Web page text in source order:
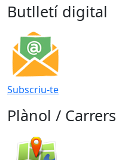
Butlletí digital
Subscriu-te
Plànol / Carrers